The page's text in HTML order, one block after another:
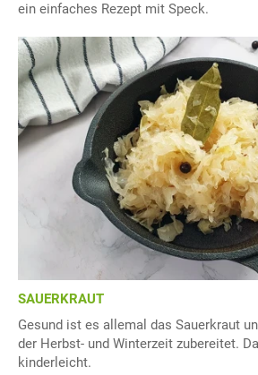
ein einfaches Rezept mit Speck.
SAUERKRAUT
Gesund ist es allemal das Sauerkraut
der Herbst- und Winterzeit zubereitet.
kinderleicht.